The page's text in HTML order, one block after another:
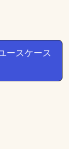
ースケース